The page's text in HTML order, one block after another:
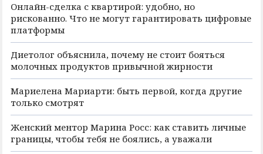
Онлайн-сделка с квартирой: удобно, но
рискованно. Что не могут гарантировать цифровые
платформы
Диетолог объяснила, почему не стоит бояться
молочных продуктов привычной жирности
Мариелена Мариарти: быть первой, когда другие
только смотрят
Женский ментор Марина Росс: как ставить личные
границы, чтобы тебя не боялись, а уважали